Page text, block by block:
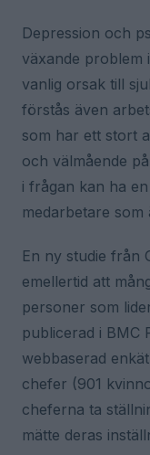
Depression och
växande problem
vanlig orsak till
förstås även
som har ett stort
och välmående
i frågan kan ha
medarbetare
En ny studie från
emellertid att
personer som
publicerad i BMC
webbaserad
chefer (901
cheferna ta
mätte deras